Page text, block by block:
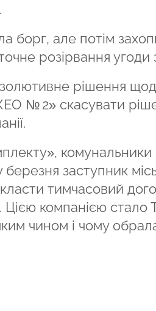
борг, але потім
розірвання угоди
рішення
№ 2» скасувати
комунальники
заступник
тимчасовий
Цією компанією
чином і чому